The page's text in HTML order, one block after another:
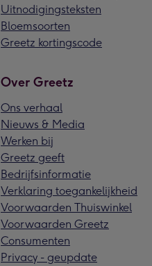
Uitnodigingsteksten
Bloemsoorten
Greetz kortingscode
Over Greetz
Ons verhaal
Nieuws & Media
Werken bij
Greetz geeft
Bedrijfsinformatie
Verklaring toegankelijkheid
Voorwaarden Thuiswinkel
Voorwaarden Greetz
Consumenten
Privacy - geupdate